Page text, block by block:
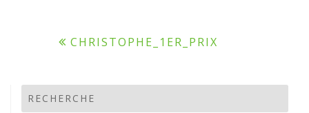
Navigation
l’article
CHRISTOPHE_1ER_PRIX
RECHERCHE